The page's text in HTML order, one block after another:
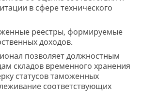
в сфере технического
реестры, формируемые
доходов.
позволяет должностным
складов временного хранения
статусов таможенных
соответствующих